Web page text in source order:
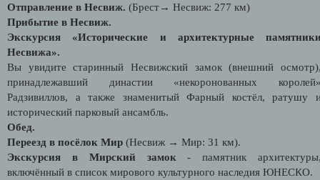
Отправление в Несвиж. (Брест→ Несвиж: 277 км)
Прибытие в Несвиж.
Экскурсия «Исторические и архитектурные
Несвижа».
Вы увидите старинный Несвижский замок (внешний
принадлежавший династии «некоронованных
Радзивиллов, а также знаменитый Фарный костёл, ратушу
исторический парковый ансамбль.
Обед.
Переезд в посёлок Мир (Несвиж → Мир: 31 км).
Экскурсия в Мирский замок - памятник
включённый в список мирового культурного наследия ЮНЕСКО.